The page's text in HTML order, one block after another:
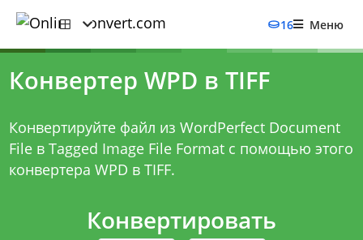
16 Меню
Конвертер WPD в TIFF
Конвертируйте файл из WordPerfect Document
File в Tagged Image File Format с помощью этого
конвертера WPD в TIFF.
Конвертировать